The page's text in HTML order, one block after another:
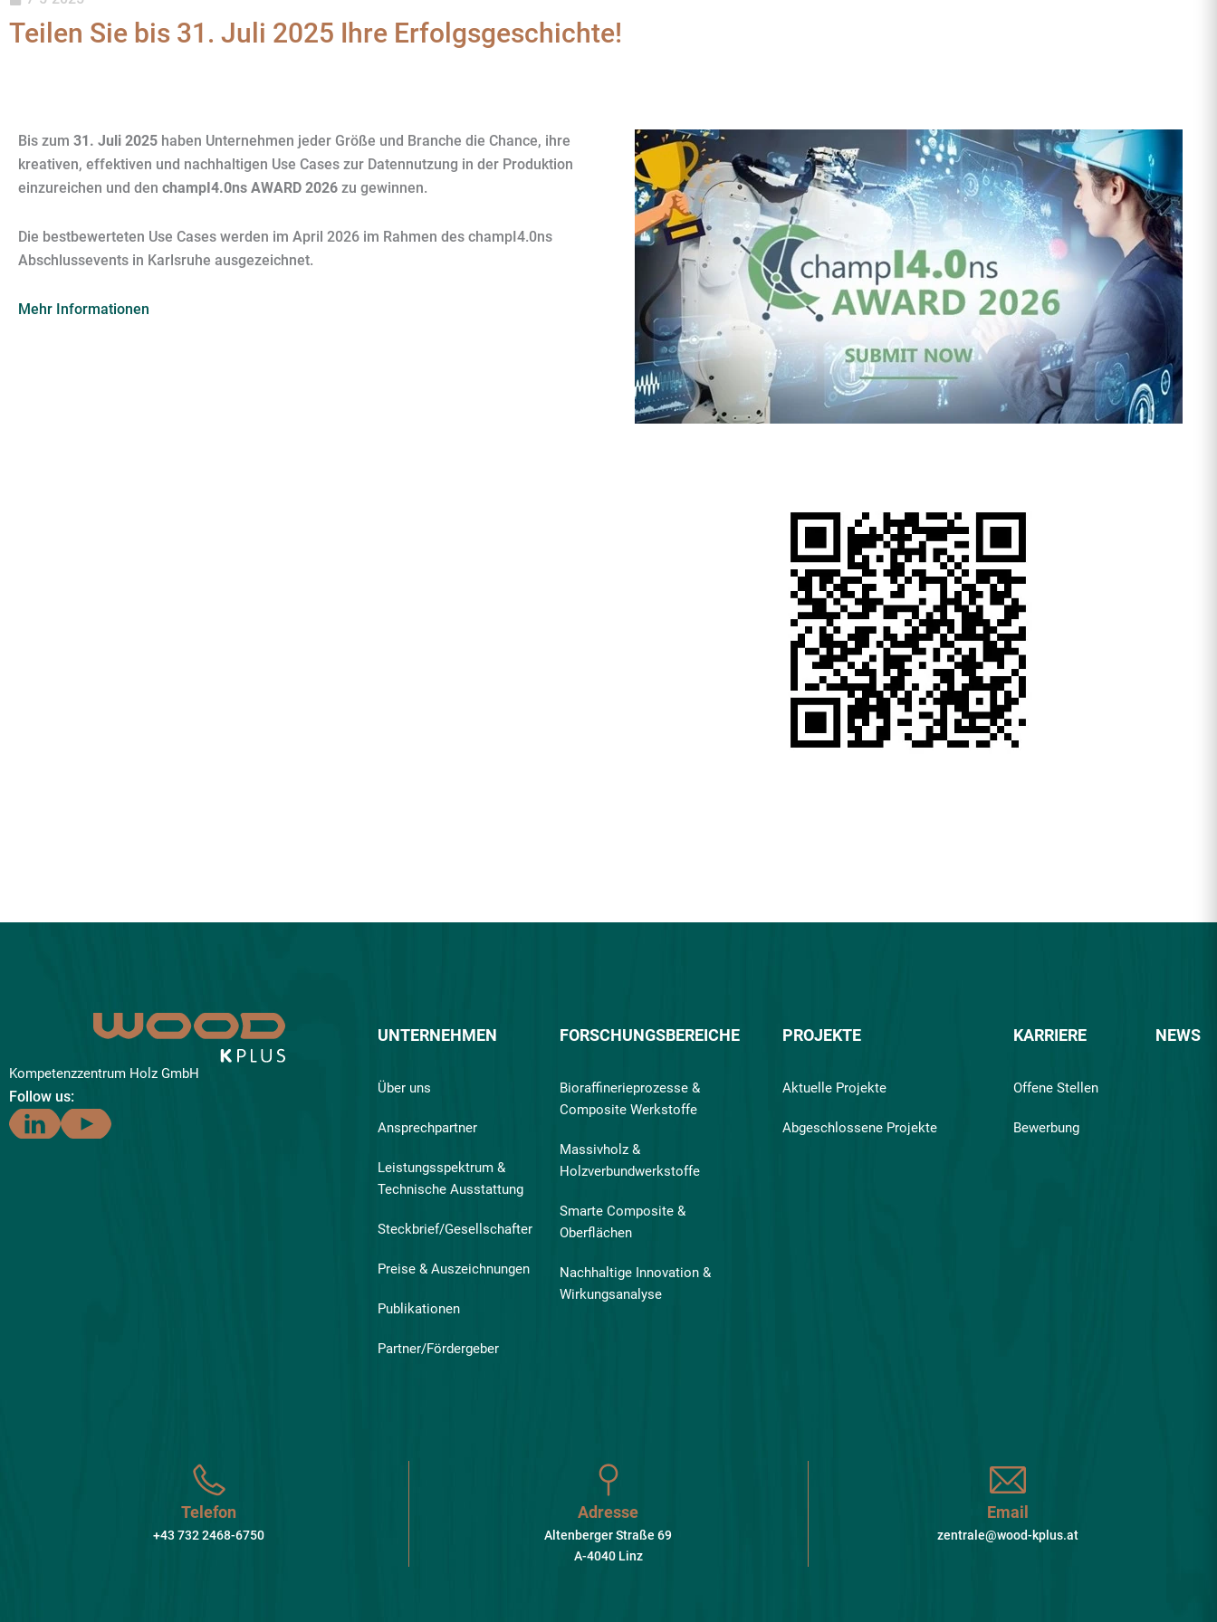
Teilen Sie bis 31. Juli 2025 Ihre Erfolgsgeschichte!
Bis zum 31. Juli 2025 haben Unternehmen jeder Größe und Branche die Chance, ihre
kreativen, effektiven und nachhaltigen Use Cases zur Datennutzung in der Produktion
einzureichen und den champI4.0ns AWARD 2026 zu gewinnen.
Die bestbewerteten Use Cases werden im April 2026 im Rahmen des champI4.0ns
Abschlussevents in Karlsruhe ausgezeichnet.
Mehr Informationen
Kompetenzzentrum Holz GmbH
Follow us:
UNTERNEHMEN
Über uns
Ansprechpartner
Leistungsspektrum &
Technische Ausstattung
Steckbrief/Gesellschafter
Preise & Auszeichnungen
Publikationen
Partner/Fördergeber
FORSCHUNGSBEREICHE
Bioraffinerieprozesse &
Composite Werkstoffe
Massivholz &
Holzverbundwerkstoffe
Smarte Composite &
Oberflächen
Nachhaltige Innovation &
Wirkungsanalyse
PROJEKTE
Aktuelle Projekte
Abgeschlossene Projekte
KARRIERE
Offene Stellen
Bewerbung
NEWS
Telefon
+43 732 2468-6750
Adresse
Altenberger Straße 69
A-4040 Linz
Email
zentrale@wood-kplus.at